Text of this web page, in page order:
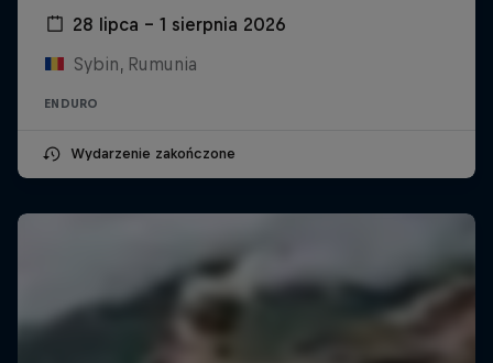
28 lipca – 1 sierpnia 2026
Sybin, Rumunia
ENDURO
Wydarzenie zakończone